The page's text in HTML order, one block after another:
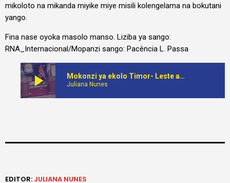
mikoloto na mikanda miyike miye misili kolengelama na bokutani
yango.
Fina nase oyoka masolo manso. Liziba ya sango:
RNA_Internacional/Mopanzi sango: Pacência L. Passa
play_arrow Mokonzi ya ekolo Timor- Leste azalisami onsé bua ekolo Angola wuta mokolo na lomingo poya yoko mobembo ya mosala ya mikolo misato
Juliana Nunes
EDITOR: JULIANA NUNES